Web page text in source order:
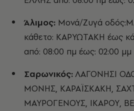
Άλιμος: Μονά/Ζυγά
κάθετο: ΚΑΡΥΩΤΑΚΗ έως
από: 08:00 πμ έως: 02:00 μμ
Σαρωνικός:ΛΑΓΟΝΗΣΙ
ΜΟΝΗΣ, ΚΑΡΑΪΣΚΑΚΗ,
ΜΑΥΡΟΓΕΝΟΥΣ, ΙΚΑΡΟΥ,